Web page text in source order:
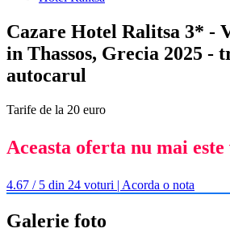
Cazare Hotel Ralitsa 3* -
in Thassos, Grecia 2025 -
autocarul
Tarife de la 20 euro
Aceasta oferta nu mai
4.67 / 5 din 24 voturi | Acorda o nota
Galerie foto